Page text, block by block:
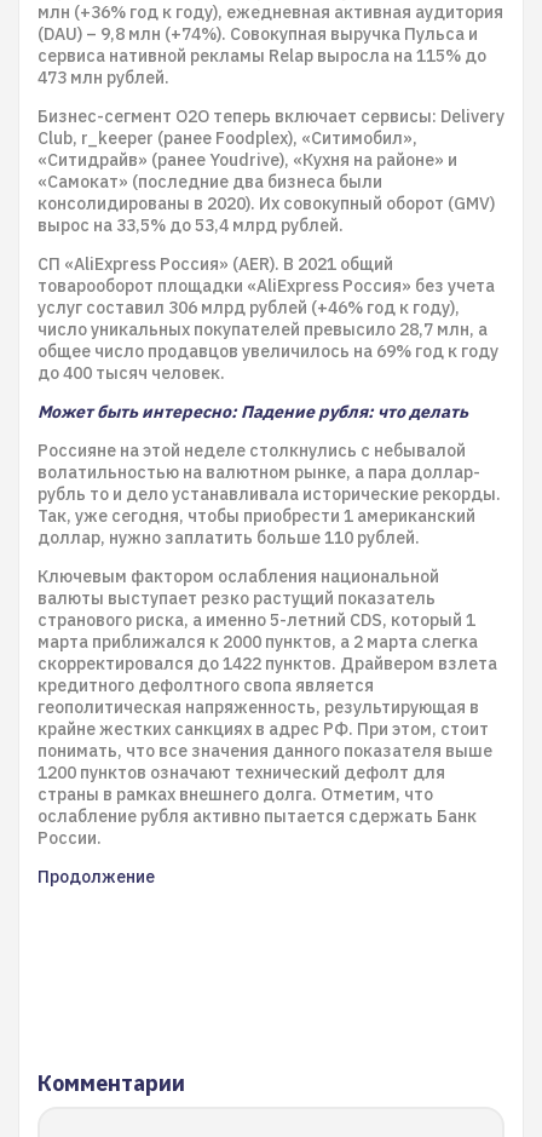
млн (+36% год к году), ежедневная активная аудитория
(DAU) – 9,8 млн (+74%). Совокупная выручка Пульса и
сервиса нативной рекламы Relap выросла на 115% до
473 млн рублей.
Бизнес-сегмент O2O теперь включает сервисы: Delivery
Club, r_keeper (ранее Foodplex), «Ситимобил»,
«Ситидрайв» (ранее Youdrive), «Кухня на районе» и
«Самокат» (последние два бизнеса были
консолидированы в 2020). Их совокупный оборот (GMV)
вырос на 33,5% до 53,4 млрд рублей.
СП «AliExpress Россия» (AER). В 2021 общий
товарооборот площадки «AliExpress Россия» без учета
услуг составил 306 млрд рублей (+46% год к году),
число уникальных покупателей превысило 28,7 млн, а
общее число продавцов увеличилось на 69% год к году
до 400 тысяч человек.
Может быть интересно: Падение рубля: что делать
Россияне на этой неделе столкнулись с небывалой
волатильностью на валютном рынке, а пара доллар-
рубль то и дело устанавливала исторические рекорды.
Так, уже сегодня, чтобы приобрести 1 американский
доллар, нужно заплатить больше 110 рублей.
Ключевым фактором ослабления национальной
валюты выступает резко растущий показатель
странового риска, а именно 5-летний CDS, который 1
марта приближался к 2000 пунктов, а 2 марта слегка
скорректировался до 1422 пунктов. Драйвером взлета
кредитного дефолтного свопа является
геополитическая напряженность, результирующая в
крайне жестких санкциях в адрес РФ. При этом, стоит
понимать, что все значения данного показателя выше
1200 пунктов означают технический дефолт для
страны в рамках внешнего долга. Отметим, что
ослабление рубля активно пытается сдержать Банк
России.
Продолжение
Комментарии